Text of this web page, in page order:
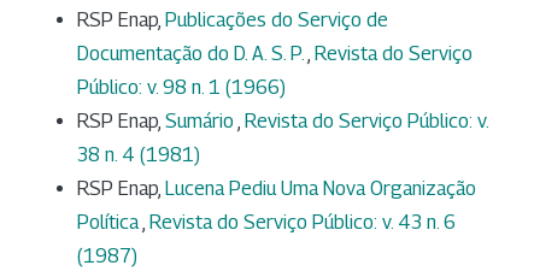
RSP Enap, Publicações do Serviço de
Documentação do D. A. S. P., Revista do Serviço
Público: v. 98 n. 1 (1966)
RSP Enap, Sumário , Revista do Serviço Público: v.
38 n. 4 (1981)
RSP Enap, Lucena Pediu Uma Nova Organização
Política, Revista do Serviço Público: v. 43 n. 6
(1987)